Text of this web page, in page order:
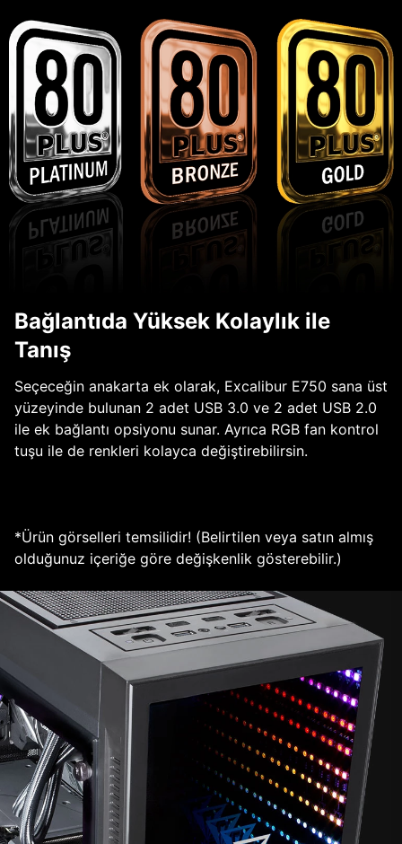
Bağlantıda Yüksek Kolaylık ile
Tanış
Seçeceğin anakarta ek olarak, Excalibur E750 sana üst
yüzeyinde bulunan 2 adet USB 3.0 ve 2 adet USB 2.0
ile ek bağlantı opsiyonu sunar. Ayrıca RGB fan kontrol
tuşu ile de renkleri kolayca değiştirebilirsin.
*Ürün görselleri temsilidir! (Belirtilen veya satın almış
olduğunuz içeriğe göre değişkenlik gösterebilir.)